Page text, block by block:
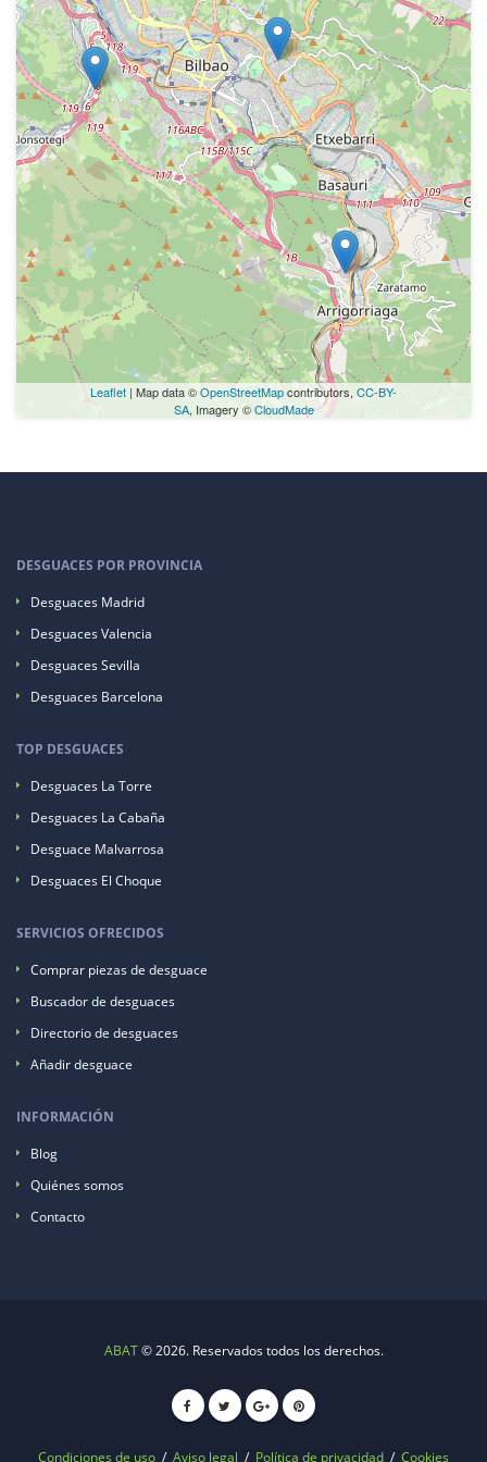
Leaflet | Map data ©OpenStreetMapcontributors, CC-BY-
SA, Imagery ©CloudMade
DESGUACES POR PROVINCIA
Desguaces Madrid
Desguaces Valencia
Desguaces Sevilla
Desguaces Barcelona
TOP DESGUACES
Desguaces La Torre
Desguaces La Cabaña
Desguace Malvarrosa
Desguaces El Choque
SERVICIOS OFRECIDOS
Comprar piezas de desguace
Buscador de desguaces
Directorio de desguaces
Añadir desguace
INFORMACIÓN
Blog
Quiénes somos
Contacto
ABAT© 2026. Reservados todos los derechos.
Condiciones de uso / Aviso legal / Política de privacidad / Cookies